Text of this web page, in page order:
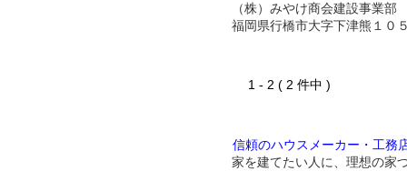
（株）みやけ商会建設事業部
福岡県行橋市大字下津熊１０
1 - 2 ( 2 件中 )
信頼のハウスメーカー・工務
家を建てたい人に、理想の家